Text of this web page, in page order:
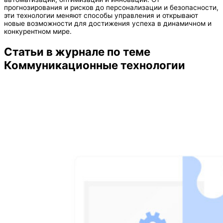
прогнозирования и рисков до персонализации и безопасности,
эти технологии меняют способы управления и открывают
новые возможности для достижения успеха в динамичном и
конкурентном мире.
Статьи в журнале по теме
Коммуникационные технологии